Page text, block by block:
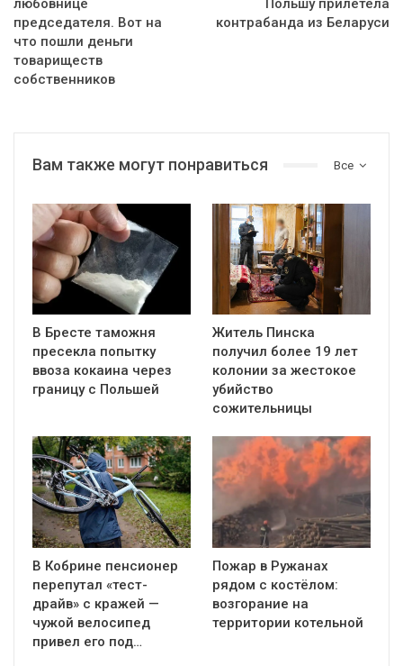
любовнице
председателя. Вот на
что пошли деньги
товариществ
собственников
Польшу прилетела
контрабанда из Беларуси
Все
Вам также могут понравиться
В Бресте таможня
пресекла попытку
ввоза кокаина через
границу с Польшей
Житель Пинска
получил более 19 лет
колонии за жестокое
убийство
сожительницы
В Кобрине пенсионер
перепутал «тест-
драйв» с кражей —
чужой велосипед
привел его под…
Пожар в Ружанах
рядом с костёлом:
возгорание на
территории котельной